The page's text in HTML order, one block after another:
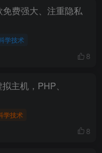
纯天
蜂
机器人小初高
小闹
费强大、注重隐私
学技术
8
主机，PHP、
学技术
8